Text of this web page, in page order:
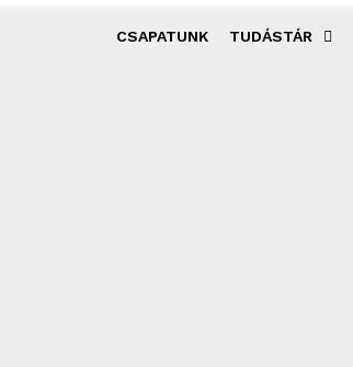
CSAPATUNK TUDÁSTÁR